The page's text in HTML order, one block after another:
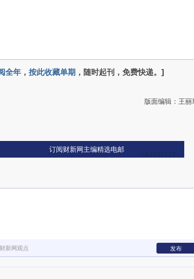
全年 ， 按此收藏单期 ，随时起刊，免费快递。]
版面编辑：王丽
订阅财新网主编精选电邮
新网观点 发布